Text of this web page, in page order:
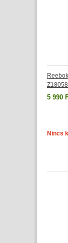
Z18058
5 990
Nincs